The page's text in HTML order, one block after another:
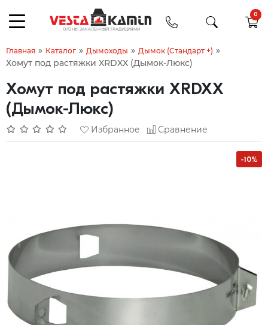
0
Главная » Каталог » Дымоходы » Дымок (Стандарт +) »
Хомут под растяжки XRDXX (Дымок-Люкс)
Хомут под растяжки XRDXX
(Дымок-Люкс)
Избранное Сравнение
-10%